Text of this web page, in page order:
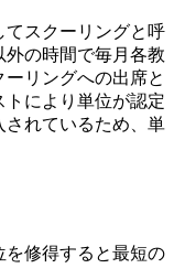
スクーリングと呼
の時間で毎月各教
リングへの出席と
トにより単位が認定
されているため、単
を修得すると最短の